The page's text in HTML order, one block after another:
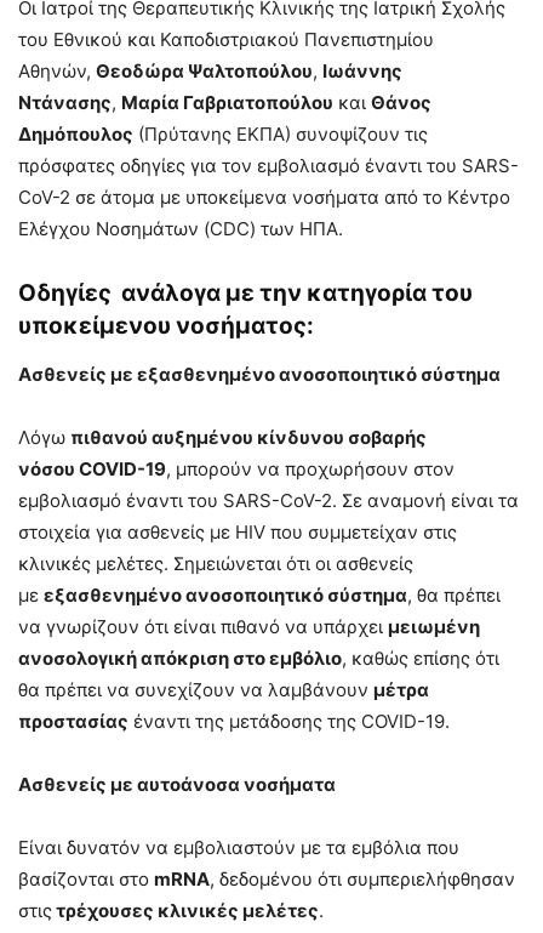
Οι Ιατροί της Θεραπευτικής Κλινικής της Ιατρική Σχολής
του Εθνικού και Καποδιστριακού Πανεπιστημίου
Αθηνών, Θεοδώρα Ψαλτοπούλου, Ιωάννης
Ντάνασης, Μαρία Γαβριατοπούλου και Θάνος
Δημόπουλος (Πρύτανης ΕΚΠΑ) συνοψίζουν τις
πρόσφατες οδηγίες για τον εμβολιασμό έναντι του SARS-
CoV-2 σε άτομα με υποκείμενα νοσήματα από το Κέντρο
Ελέγχου Νοσημάτων (CDC) των ΗΠΑ.
Οδηγίες ανάλογα με την κατηγορία του
υποκείμενου νοσήματος:
Ασθενείς με εξασθενημένο ανοσοποιητικό σύστημα
Λόγω πιθανού αυξημένου κίνδυνου σοβαρής
νόσου COVID-19, μπορούν να προχωρήσουν στον
εμβολιασμό έναντι του SARS-CoV-2. Σε αναμονή είναι τα
στοιχεία για ασθενείς με HIV που συμμετείχαν στις
κλινικές μελέτες. Σημειώνεται ότι οι ασθενείς
με εξασθενημένο ανοσοποιητικό σύστημα, θα πρέπει
να γνωρίζουν ότι είναι πιθανό να υπάρχει μειωμένη
ανοσολογική απόκριση στο εμβόλιο, καθώς επίσης ότι
θα πρέπει να συνεχίζουν να λαμβάνουν μέτρα
προστασίας έναντι της μετάδοσης της COVID-19.
Ασθενείς με αυτοάνοσα νοσήματα
Είναι δυνατόν να εμβολιαστούν με τα εμβόλια που
βασίζονται στο mRNA, δεδομένου ότι συμπεριελήφθησαν
στιςτρέχουσες κλινικές μελέτες.